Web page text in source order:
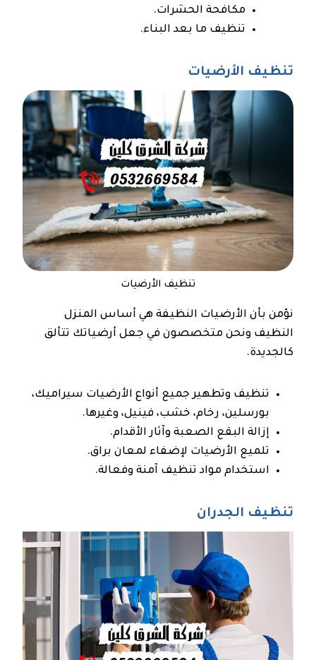
مكافحة الحشرات.
تنظيف ما بعد البناء.
تنظيف الأرضيات
تنظيف الأرضيات
نؤمن بأن الأرضيات النظيفة هي أساس المنزل
النظيف ونحن متخصصون في جعل أرضياتك تتألق
كالجديدة.
تنظيف وتطهير جميع أنواع الأرضيات سيراميك،
بورسلين، رخام، خشب، فينيل، وغيرها.
إزالة البقع الصعبة وآثار الأقدام.
تلميع الأرضيات لإضفاء لمعان براق.
استخدام مواد تنظيف آمنة وفعالة.
تنظيف الجدران